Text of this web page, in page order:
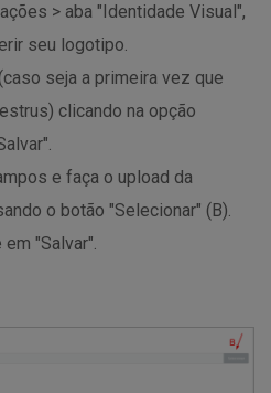
> aba "Identidade Visual",
seu logotipo.
seja a primeira vez que
clicando na opção
e faça o upload da
o botão "Selecionar" (B).
"Salvar".